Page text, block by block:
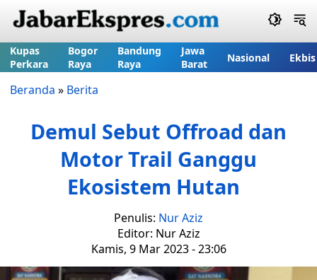
Kupas
Perkara
Bogor
Raya
Bandung
Raya
Jawa
Barat
Nasional Ekbis
Beranda » Berita
Demul Sebut Offroad dan
Motor Trail Ganggu
Ekosistem Hutan
Penulis: Nur Aziz
Editor: Nur Aziz
Kamis, 9 Mar 2023 - 23:06